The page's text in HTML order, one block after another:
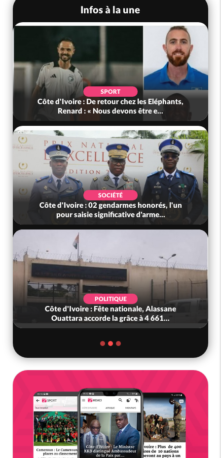
Infos à la une
SPORT
Côte d'Ivoire : De retour chez les Eléphants,
Renard : « Nous devons être e...
SOCIÉTÉ
Côte d'Ivoire : 02 gendarmes honorés, l'un
pour saisie significative d'arme...
POLITIQUE
Côte d'Ivoire : Fête nationale, Alassane
Ouattara accorde la grâce à 4 661...